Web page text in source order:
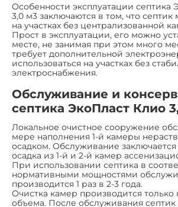
Особенности эксплуатации септика
3,0 м3 заключаются в том, что септик
на участках без централизованной
Прост в эксплуатации, его можно
месте, не занимая при этом много
требует дополнительной
использоваться на участках без
электроснабжения.
Обслуживание и
септика ЭкоПласт Клио
Локальное очистное сооружение
мере наполнения 1-й камеры
осадком. Обслуживание
осадка из 1-й и 2-й камер
При использовании септика в
нормативными мощностями
производится 1 раз в 2-3 года.
Очистка камер производится только
объема. После обслуживания септик